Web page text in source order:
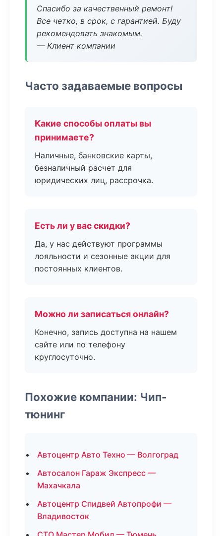
Спасибо за качественный ремонт!
Все четко, в срок, с гарантией. Буду
рекомендовать знакомым.
— Клиент компании
Часто задаваемые вопросы
Какие способы оплаты вы
принимаете?
Наличные, банковские карты,
безналичный расчет для
юридических лиц, рассрочка.
Есть ли у вас скидки?
Да, у нас действуют программы
лояльности и сезонные акции для
постоянных клиентов.
Можно ли записаться онлайн?
Конечно, запись доступна на нашем
сайте или по телефону
круглосуточно.
Похожие компании: Чип-
тюнинг
Автоцентр Авто Техно — Волгоград
Автосалон Гараж Экспресс —
Махачкала
Автоцентр Спидвей Автопрофи —
Владивосток